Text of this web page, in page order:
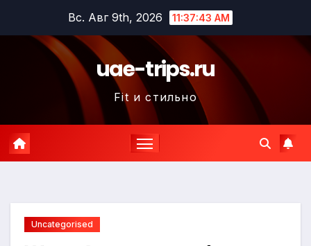
содержимому
Вс. Авг 9th, 2026 11:37:45 AM
uae-trips.ru
Fit и стильно
Uncategorised